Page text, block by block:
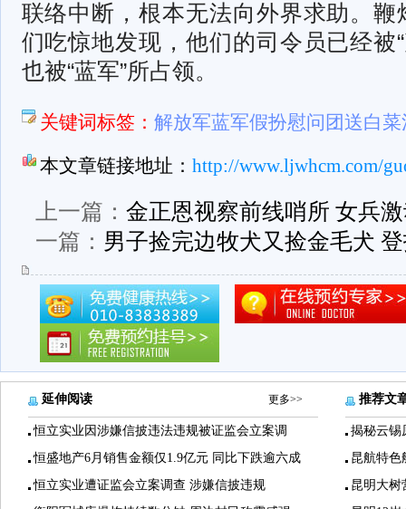
联络中断，根本无法向外界求助。鞭
们吃惊地发现，他们的司令员已经被
也被“蓝军”所占领。
关键词标签： 解放军蓝军假扮慰问团送白
本文章链接地址： http://www.ljwhcm.com/
上一篇： 金正恩视察前线哨所 女兵
一篇： 男子捡完边牧犬又捡金毛犬
延伸阅读 更多>>
恒立实业因涉嫌信披违法违规被证监会立案调
恒盛地产6月销售金额仅1.9亿元 同比下跌逾六成
恒立实业遭证监会立案调查 涉嫌信披违规
推荐文
揭秘云锡
昆航特色
昆明大树